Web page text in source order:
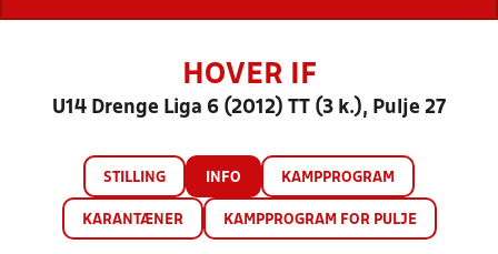
HOVER IF
U14 Drenge Liga 6 (2012) TT (3 k.), Pulje 27
STILLING INFO KAMPPROGRAM
KARANTÆNER KAMPPROGRAM FOR PULJE